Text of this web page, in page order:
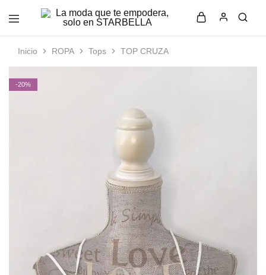
que
empodera,
solo
en
con
y
elegancia
en
Inicio ROPA Tops TOP CRUZA
-20%